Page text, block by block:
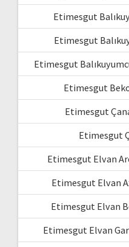
Etimesgut
Etimesgut
Etimesgut
Etimesgut
Etimesgut
Etimesgut
Etimesgut Elvan
Etimesgut Elvan
Etimesgut Elvan
Etimesgut Elvan